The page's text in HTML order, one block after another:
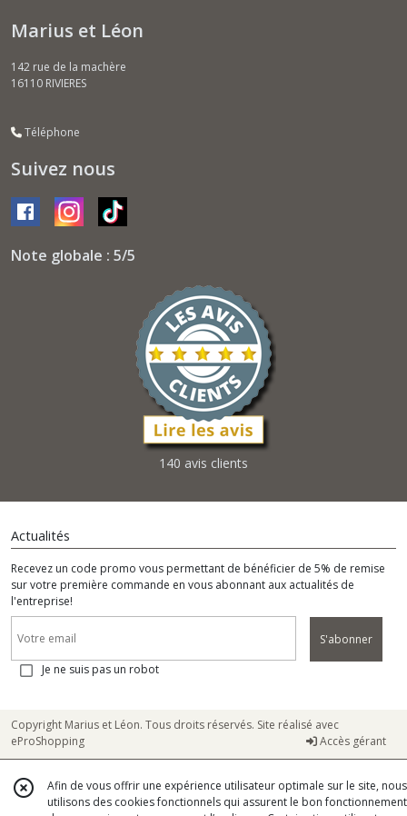
Marius et Léon
142 rue de la machère
16110 RIVIERES
Téléphone
Suivez nous
Note globale : 5/5
140 avis clients
Actualités
Recevez un code promo vous permettant de bénéficier de 5% de remise
sur votre première commande en vous abonnant aux actualités de
l'entreprise!
S'abonner
Je ne suis pas un robot
Copyright Marius et Léon. Tous droits réservés. Site réalisé avec
eProShopping
Accès gérant
Afin de vous offrir une expérience utilisateur optimale sur le site, nous
utilisons des cookies fonctionnels qui assurent le bon fonctionnement